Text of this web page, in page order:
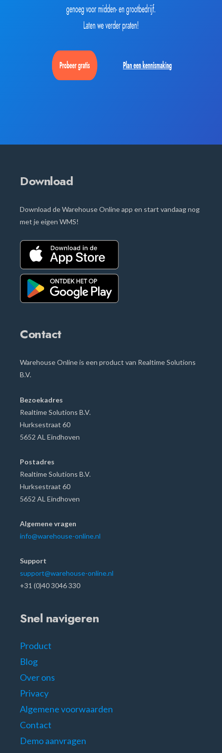
Download
Download de Warehouse Online app en start vandaag nog
met je eigen WMS!
Contact
Warehouse Online is een product van Realtime Solutions
B.V.
Bezoekadres
Realtime Solutions B.V.
Hurksestraat 60
5652 AL Eindhoven
Postadres
Realtime Solutions B.V.
Hurksestraat 60
5652 AL Eindhoven
Algemene vragen
info@warehouse-online.nl
Support
support@warehouse-online.nl
+31 (0)40 3046 330
Snel navigeren
Product
Blog
Over ons
Privacy
Algemene voorwaarden
Contact
Demo aanvragen